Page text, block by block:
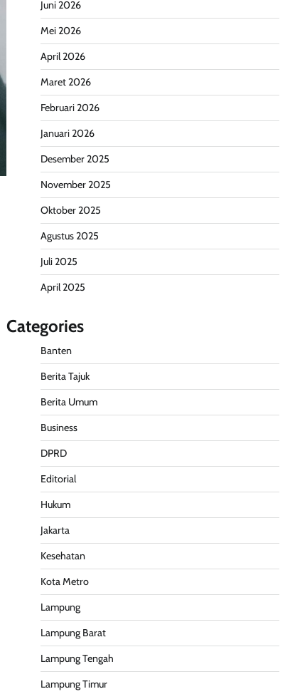
Juni 2026
Mei 2026
April 2026
Maret 2026
Februari 2026
Januari 2026
Desember 2025
November 2025
Oktober 2025
Agustus 2025
Juli 2025
April 2025
Categories
Banten
Berita Tajuk
Berita Umum
Business
DPRD
Editorial
Hukum
Jakarta
Kesehatan
Kota Metro
Lampung
Lampung Barat
Lampung Tengah
Lampung Timur